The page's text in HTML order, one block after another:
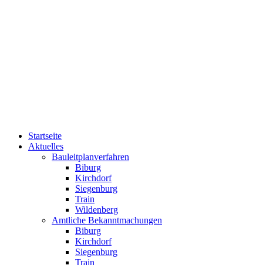
Startseite
Aktuelles
Bauleitplanverfahren
Biburg
Kirchdorf
Siegenburg
Train
Wildenberg
Amtliche Bekanntmachungen
Biburg
Kirchdorf
Siegenburg
Train